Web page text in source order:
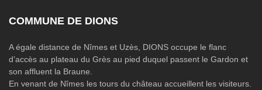
COMMUNE DE DIONS
A égale distance de Nîmes et Uzès, DIONS occupe le flanc
d’accès au plateau du Grès au pied duquel passent le Gardon et
son affluent la Braune.
En venant de Nîmes les tours du château accueillent les visiteurs.